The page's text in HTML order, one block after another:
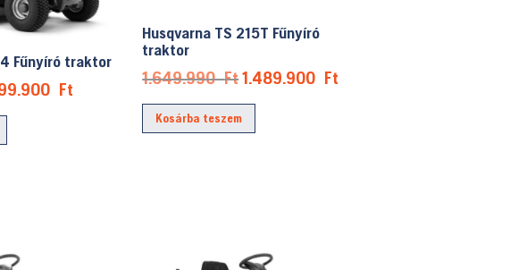
Fűnyíró traktor
FtCurrent
Husqvarna TS 215T Fűnyíró
traktor
1.649.990FtOriginal
price
was:
1.489.900 Ft
Kosárba teszem